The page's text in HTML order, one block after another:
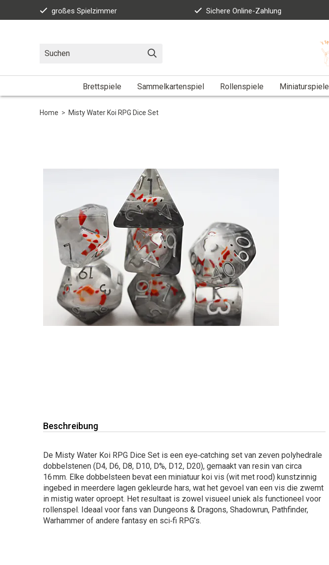
großes Spielzimmer Sichere Online-Zahlung
Brettspiele Sammelkartenspiel Rollenspiele Miniaturspiele
Home > Misty Water Koi RPG Dice Set
Beschreibung
De Misty Water Koi RPG Dice Set is een eye‑catching set van zeven polyhedrale
dobbelstenen (D4, D6, D8, D10, D%, D12, D20), gemaakt van resin van circa
16 mm. Elke dobbelsteen bevat een miniatuur koi vis (wit met rood) kunstzinnig
ingebed in meerdere lagen gekleurde hars, wat het gevoel van een vis die zwemt
in mistig water oproept. Het resultaat is zowel visueel uniek als functioneel voor
rollenspel. Ideaal voor fans van Dungeons & Dragons, Shadowrun, Pathfinder,
Warhammer of andere fantasy en sci‑fi RPG’s.